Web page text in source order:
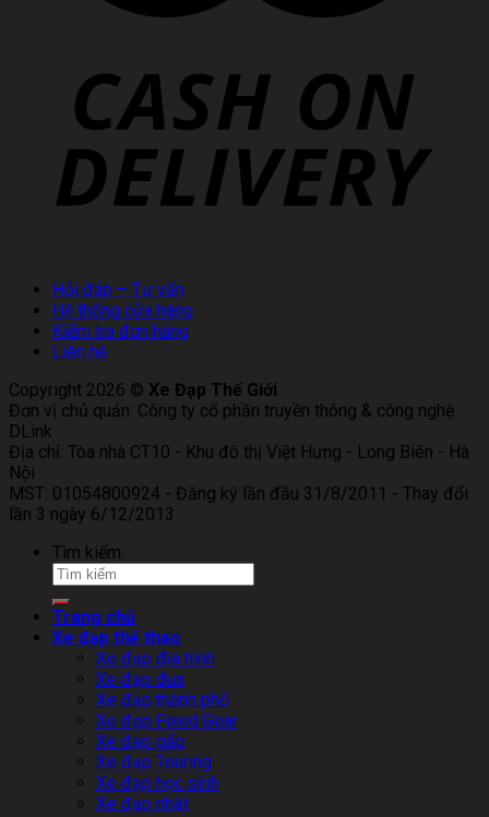
Hỏi đáp – Tư vấn
Hệ thống cửa hàng
Kiểm tra đơn hàng
Liên hệ
Copyright 2026 © Xe Đạp Thế Giới
Đơn vị chủ quản: Công ty cổ phần truyền thông & công nghệ
DLink
Địa chỉ: Tòa nhà CT10 - Khu đô thị Việt Hưng - Long Biên - Hà
Nội
MST: 01054800924 - Đăng ký lần đầu 31/8/2011 - Thay đổi
lần 3 ngày 6/12/2013
Tìm kiếm:
Trang chủ
Xe đạp thể thao
Xe đạp địa hình
Xe đạp đua
Xe đạp thành phố
Xe đạp Fixed Gear
Xe đạp gấp
Xe đạp Touring
Xe đạp học sinh
Xe đạp nhật